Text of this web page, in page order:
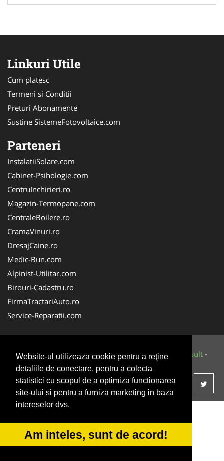
Website-ul utilizeaza cookie pentru a reţine
detaliile de conectare, pentru a colecta
statistici cu scopul de a optimiza functionarea
site-ului si pentru a furniza marketing in baza
intereselor dvs.
Am inteles, sunt de acord!
Linkuri Utile
Cum platesc
Termeni si Conditii
Preturi Abonamente
Sustine SistemeFotovoltaice.com
Parteneri
InstalatiiSolare.com
Cabinet-Psihologie.com
CentruInchirieri.ro
Magazin-Termopane.com
CentraleBoilere.ro
CramaVinuri.ro
DresajCaine.ro
Medic-Bun.com
Alpinist-Utilitar.com
Birouri-Cadastru.ro
FirmaTractariAuto.ro
Service-Reparatii.com
© 2014-2026 Powered byVilonMedia& Tokaido Consult -
ANPC SOL